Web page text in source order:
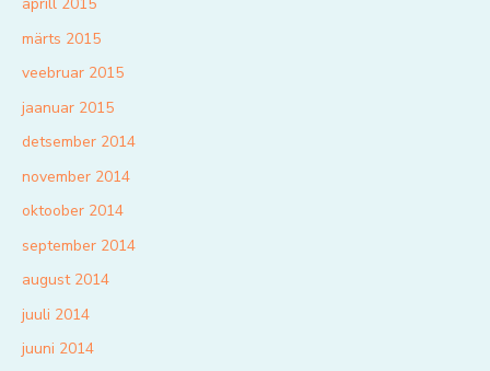
aprill 2015
märts 2015
veebruar 2015
jaanuar 2015
detsember 2014
november 2014
oktoober 2014
september 2014
august 2014
juuli 2014
juuni 2014